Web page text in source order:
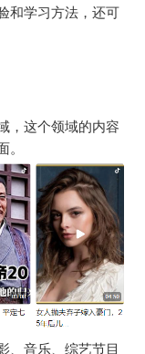
和学习方法，还可
，这个领域的内容
、音乐、综艺节目